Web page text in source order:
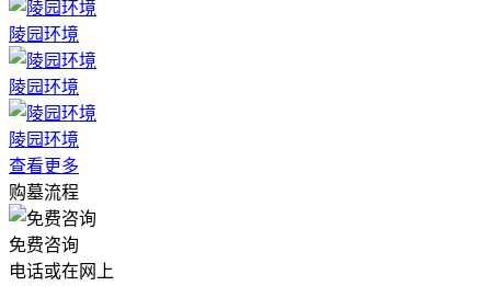
陵园环境
陵园环境
陵园环境
查看更多
购墓流程
免费咨询
电话或在网上